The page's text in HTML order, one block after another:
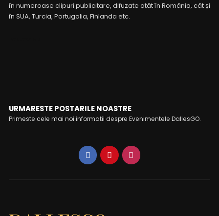
în numeroase clipuri publicitare, difuzate atât în România, cât și
în SUA, Turcia, Portugalia, Finlanda etc.
URMARESTE POSTARILE NOASTRE
Primeste cele mai noi informatii despre Evenimentele DallesGO.